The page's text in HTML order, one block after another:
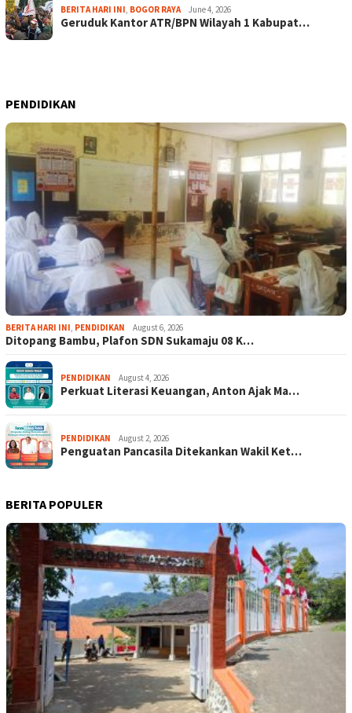
BERITA HARI INI, BOGOR RAYA June 4, 2026
Geruduk Kantor ATR/BPN Wilayah 1 Kabupat…
PENDIDIKAN
BERITA HARI INI, PENDIDIKAN August 6, 2026
Ditopang Bambu, Plafon SDN Sukamaju 08 K…
PENDIDIKAN August 4, 2026
Perkuat Literasi Keuangan, Anton Ajak Ma…
PENDIDIKAN August 2, 2026
Penguatan Pancasila Ditekankan Wakil Ket…
BERITA POPULER